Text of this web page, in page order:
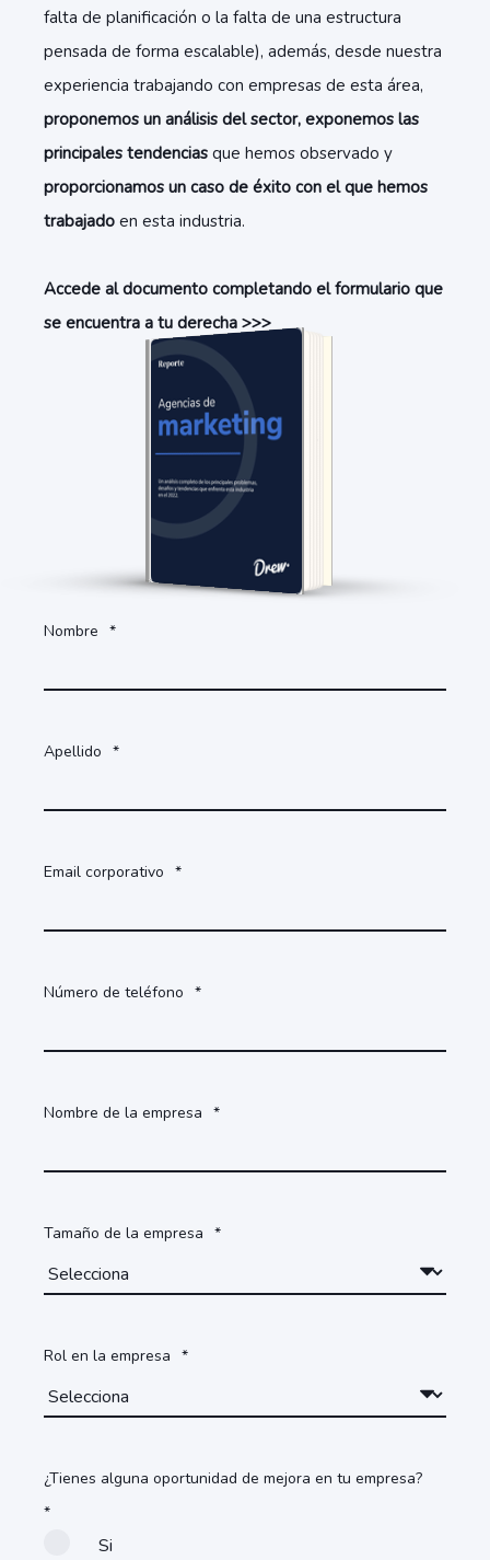
falta de planificación o la falta de una estructura
pensada de forma escalable), además, desde nuestra
experiencia trabajando con empresas de esta área,
proponemos un análisis del sector, exponemos las
principales tendencias que hemos observado y
proporcionamos un caso de éxito con el que hemos
trabajado en esta industria.
Accede al documento completando el formulario que
se encuentra a tu derecha >>>
Accede al documento
completando el formulario.
Nombre *
Apellido *
Email corporativo *
Número de teléfono *
Nombre de la empresa *
Tamaño de la empresa *
Rol en la empresa *
¿Tienes alguna oportunidad de mejora en tu empresa?
*
Si